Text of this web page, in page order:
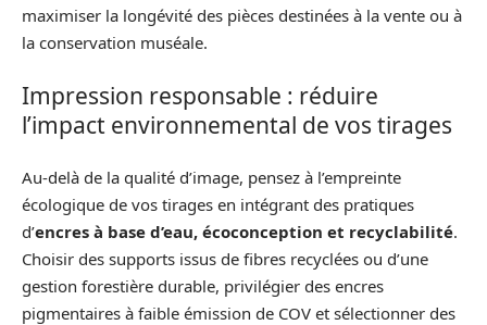
maximiser la longévité des pièces destinées à la vente ou à
la conservation muséale.
Impression responsable : réduire
l’impact environnemental de vos tirages
Au‑delà de la qualité d’image, pensez à l’empreinte
écologique de vos tirages en intégrant des pratiques
d’encres à base d’eau, écoconception et recyclabilité.
Choisir des supports issus de fibres recyclées ou d’une
gestion forestière durable, privilégier des encres
pigmentaires à faible émission de COV et sélectionner des